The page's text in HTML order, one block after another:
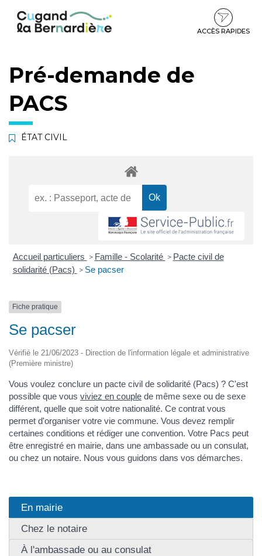
contenu
pied
ACCÈS RAPIDES
Pré-demande de
PACS
ÉTAT CIVIL
Accueil particuliers > Famille - Scolarité > Pacte civil de
solidarité (Pacs) > Se pacser
Fiche pratique
Se pacser
Vérifié le 21/06/2023 - Direction de l'information légale et administrative
(Première ministre)
Vous voulez conclure un pacte civil de solidarité (Pacs) ? C'est
possible que vous viviez en couple de même sexe ou de sexe
différent, quelle que soit votre nationalité. Ce contrat vous
permet d'organiser votre vie commune. Vous devez remplir
certaines conditions et rédiger une convention. Votre Pacs peut
être enregistré en mairie, dans une ambassade ou un consulat,
ou chez un notaire. Nous vous guidons dans vos démarches.
En mairie
Chez le notaire
À l'ambassade ou au consulat